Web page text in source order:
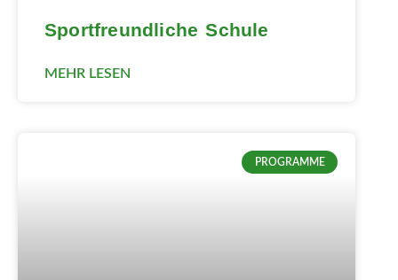
Sportfreundliche Schule
MEHR LESEN
PROGRAMME